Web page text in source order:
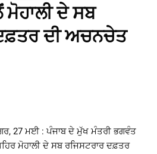
ਦੇ ਸਬ
ਦੀ ਅਚਨਚੇਤ
27 ਮਈ : ਪੰਜਾਬ ਦੇ ਮੁੱਖ ਮੰਤਰੀ ਭਗਵੰਤ
ਮੋਹਾਲੀ ਦੇ ਸਬ ਰਜਿਸਟਰਾਰ ਦਫ਼ਤਰ